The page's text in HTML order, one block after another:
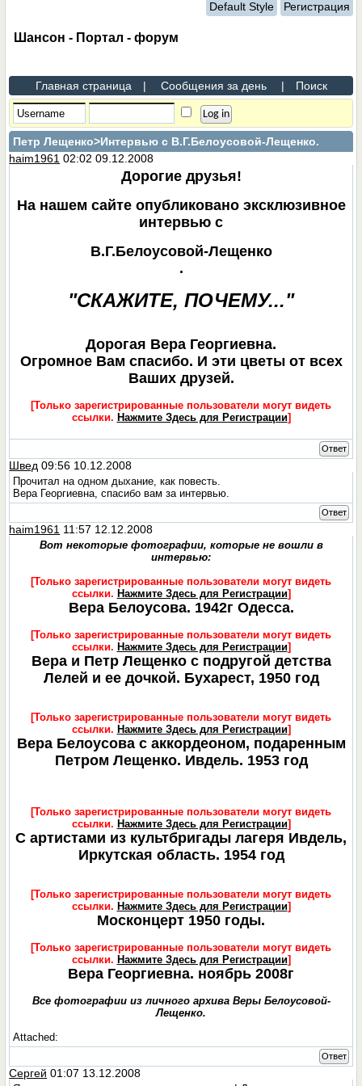
Default Style Регистрация
Шансон - Портал - форум
Главная страница | Сообщения за день | Поиск
Петр Лещенко>Интервью с В.Г.Белоусовой-Лещенко.
haim1961 02:02 09.12.2008
Дорогие друзья!
На нашем сайте опубликовано эксклюзивное
интервью с
В.Г.Белоусовой-Лещенко
.
"СКАЖИТЕ, ПОЧЕМУ..."
Дорогая Вера Георгиевна.
Огромное Вам спасибо. И эти цветы от всех
Ваших друзей.
[Только зарегистрированные пользователи могут видеть
ссылки. Нажмите Здесь для Регистрации]
Ответ
Швед 09:56 10.12.2008
Прочитал на одном дыхание, как повесть.
Вера Георгиевна, спасибо вам за интервью.
Ответ
haim1961 11:57 12.12.2008
Вот некоторые фотографии, которые не вошли в
интервью:
[Только зарегистрированные пользователи могут видеть
ссылки. Нажмите Здесь для Регистрации]
Вера Белоусова. 1942г Одесса.
[Только зарегистрированные пользователи могут видеть
ссылки. Нажмите Здесь для Регистрации]
Вера и Петр Лещенко с подругой детства
Лелей и ее дочкой. Бухарест, 1950 год
[Только зарегистрированные пользователи могут видеть
ссылки. Нажмите Здесь для Регистрации]
Вера Белоусова с аккордеоном, подаренным
Петром Лещенко. Ивдель. 1953 год
[Только зарегистрированные пользователи могут видеть
ссылки. Нажмите Здесь для Регистрации]
С артистами из культбригады лагеря Ивдель,
Иркутская область. 1954 год
[Только зарегистрированные пользователи могут видеть
ссылки. Нажмите Здесь для Регистрации]
Москонцерт 1950 годы.
[Только зарегистрированные пользователи могут видеть
ссылки. Нажмите Здесь для Регистрации]
Вера Георгиевна. ноябрь 2008г
Все фотографии из личного архива Веры Белоусовой-
Лещенко.
Attached:
Ответ
Сергей 01:07 13.12.2008